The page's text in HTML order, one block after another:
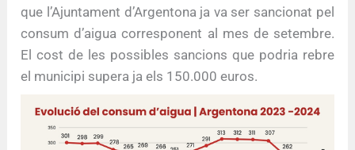
que l’Ajuntament d’Argentona ja va ser sancionat pel
consum d’aigua corresponent al mes de setembre.
El cost de les possibles sancions que podria rebre
el municipi supera ja els 150.000 euros.